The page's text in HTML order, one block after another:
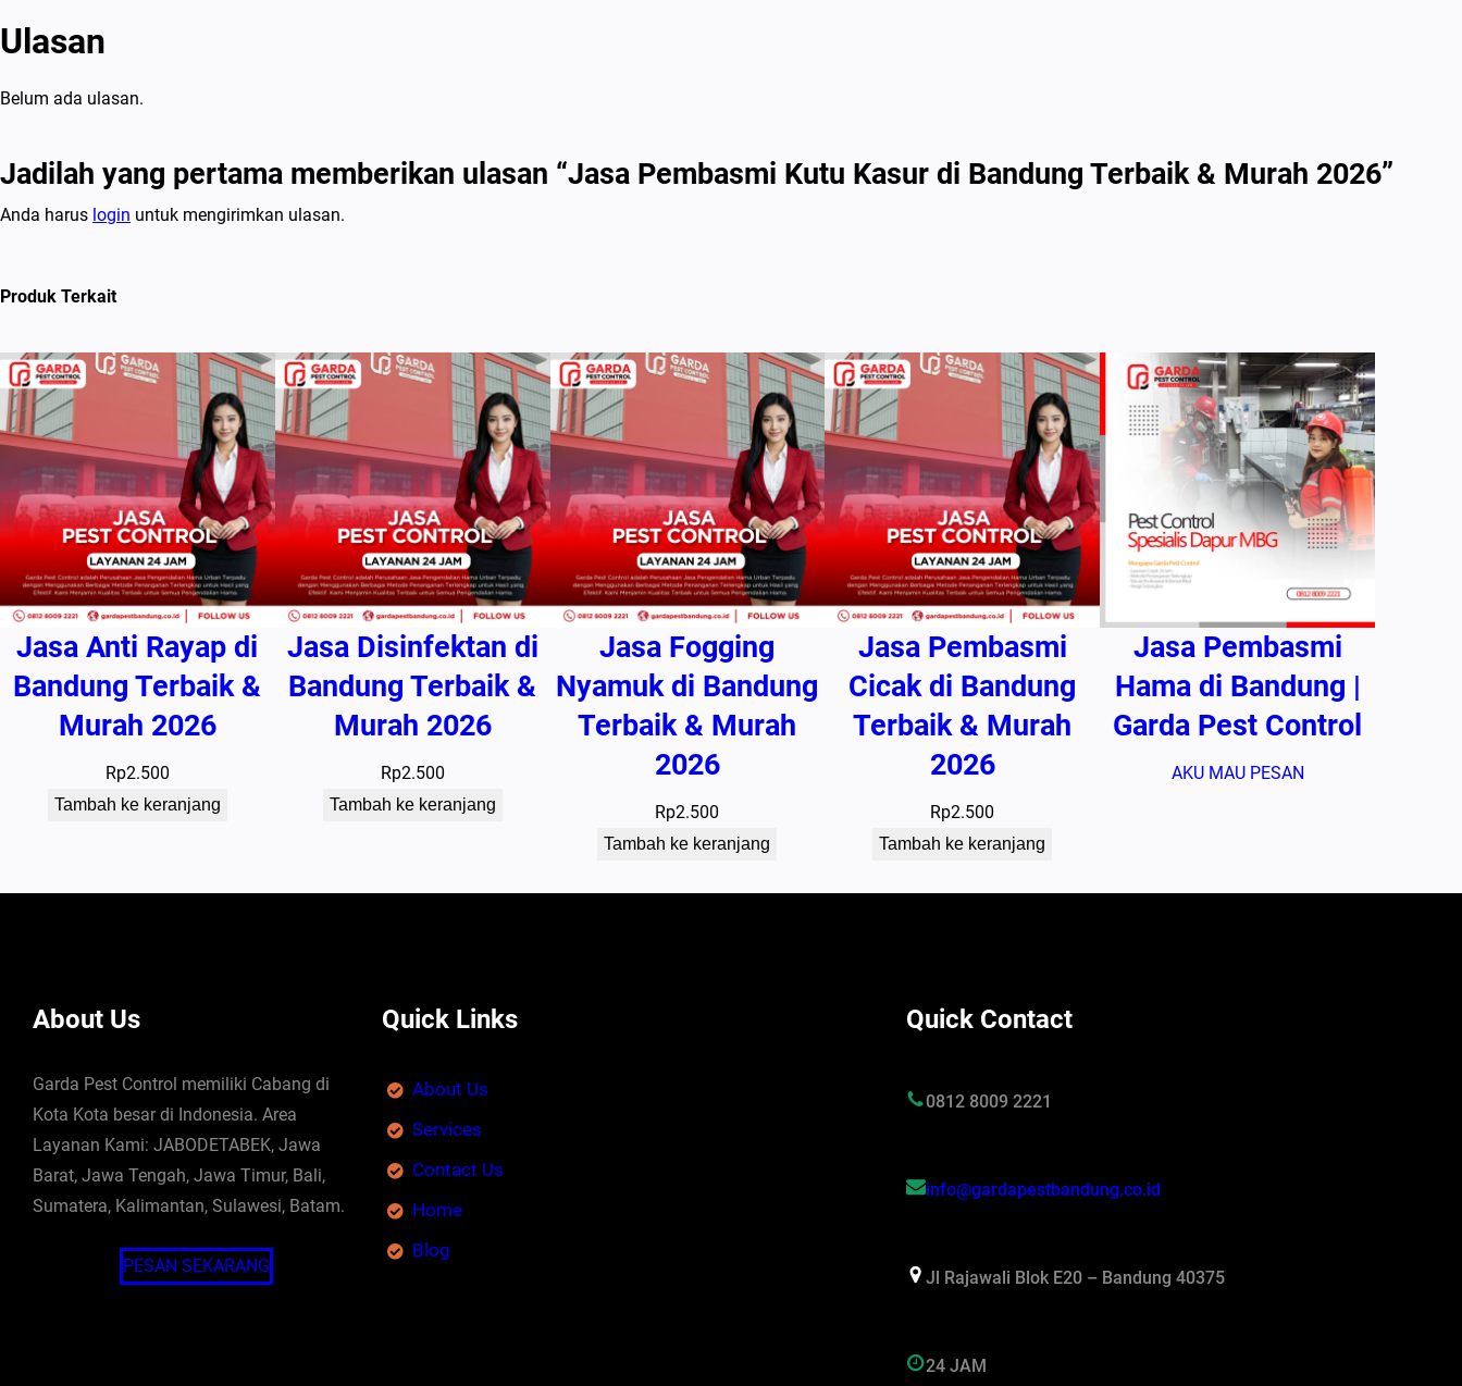
Ulasan
Belum ada ulasan.
Jadilah yang pertama memberikan ulasan “Jasa Pembasmi Kutu Kasur di Bandung Terbaik & Murah 2026”
Anda harus login untuk mengirimkan ulasan.
Produk Terkait
Jasa Anti Rayap di
Bandung Terbaik &
Murah 2026
Rp2.500
Tambah ke keranjang
Jasa Disinfektan di
Bandung Terbaik &
Murah 2026
Rp2.500
Tambah ke keranjang
Jasa Fogging
Nyamuk di Bandung
Terbaik & Murah
2026
Rp2.500
Tambah ke keranjang
Jasa Pembasmi
Cicak di Bandung
Terbaik & Murah
2026
Rp2.500
Tambah ke keranjang
Jasa Pembasmi
Hama di Bandung |
Garda Pest Control
AKU MAU PESAN
About Us
Garda Pest Control memiliki Cabang di
Kota Kota besar di Indonesia. Area
Layanan Kami: JABODETABEK, Jawa
Barat, Jawa Tengah, Jawa Timur, Bali,
Sumatera, Kalimantan, Sulawesi, Batam.
PESAN SEKARANG
Quick Links
About Us
Services
Contact Us
Home
Blog
Quick Contact
0812 8009 2221
info@gardapestbandung.co.id
Jl Rajawali Blok E20 – Bandung 40375
24 JAM